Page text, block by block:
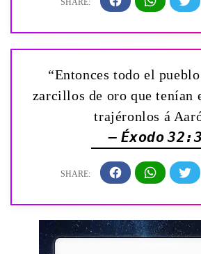
“Entonces todo el
zarcillos de oro que tenían
trajéronlos á
— Éxodo 32:3